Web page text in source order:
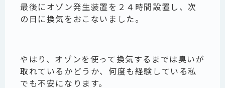
最後にオゾン発生装置を２４時間設置し、次
の日に換気をおこないました。
やはり、オゾンを使って換気するまでは臭いが
取れているかどうか、何度も経験している私
でも不安になります。